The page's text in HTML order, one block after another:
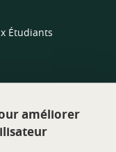
Étudiants
améliorer